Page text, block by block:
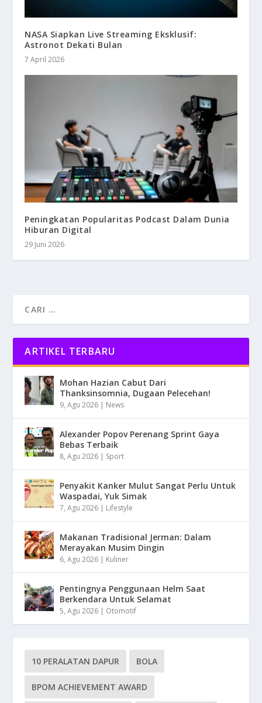
NASA Siapkan Live Streaming Eksklusif:
Astronot Dekati Bulan
7 April 2026
Peningkatan Popularitas Podcast Dalam Dunia
Hiburan Digital
29 Juni 2026
ARTIKEL TERBARU
Mohan Hazian Cabut Dari
Thanksinsomnia, Dugaan Pelecehan!
9, Agu 2026 | News
Alexander Popov Perenang Sprint Gaya
Bebas Terbaik
8, Agu 2026 | Sport
Penyakit Kanker Mulut Sangat Perlu Untuk
Waspadai, Yuk Simak
7, Agu 2026 | Lifestyle
Makanan Tradisional Jerman: Dalam
Merayakan Musim Dingin
6, Agu 2026 | Kuliner
Pentingnya Penggunaan Helm Saat
Berkendara Untuk Selamat
5, Agu 2026 | Otomotif
10 PERALATAN DAPUR BOLA
BPOM ACHIEVEMENT AWARD